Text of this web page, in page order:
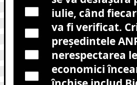
iulie, când
va fi verificat.
președintele
nerespectarea
economici